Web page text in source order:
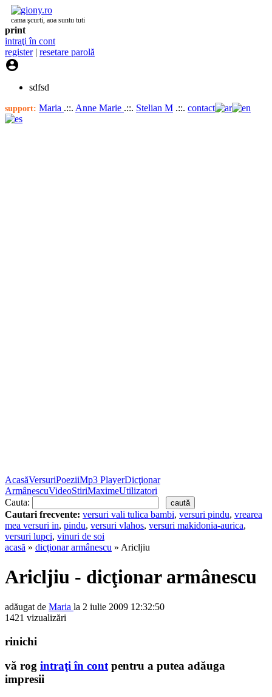
cama şcurti, aoa suntu tuti
print
intraţi în cont
register| resetare parolă

sdfsd
support: Maria .::. Anne Marie .::. Stelian M .::. contact
AcasăVersuriPoeziiMp3 PlayerDicţionar
ArmânescuVideoStiriMaximeUtilizatori
Cauta:
Cautari frecvente: versuri vali tulica bambi, versuri pindu, vrearea
mea versuri in, pindu, versuri vlahos, versuri makidonia-aurica,
versuri lupci, vinuri de soi
acasă » dicţionar armânescu » Aricljiu
Aricljiu - dicţionar armânescu
adăugat de Maria la 2 iulie 2009 12:32:50
1421 vizualizări
rinichi
vă rog intraţi în contpentru a putea adăuga
impresii